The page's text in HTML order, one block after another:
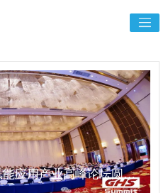
应用产业高峰论坛圆满